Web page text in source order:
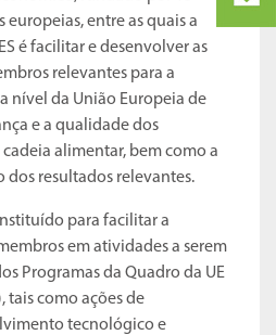
entre as quais a
é facilitar e desenvolver as
relevantes para a
nível da União Europeia de
e a qualidade dos
alimentar, bem como a
resultados relevantes.
para facilitar a
em atividades a serem
Programas da Quadro da UE
tais como ações de
tecnológico e